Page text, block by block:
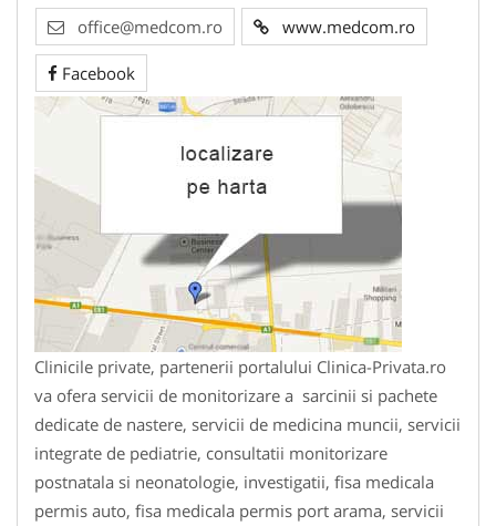
office@medcom.ro www.medcom.ro
Facebook
Clinicile private, partenerii portalului Clinica-Privata.ro
va ofera servicii de monitorizare a sarcinii si pachete
dedicate de nastere, servicii de medicina muncii, servicii
integrate de pediatrie, consultatii monitorizare
postnatala si neonatologie, investigatii, fisa medicala
permis auto, fisa medicala permis port arama, servicii